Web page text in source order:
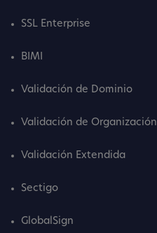
SSL Enterprise
BIMI
Validación de Dominio
Validación de Organización
Validación Extendida
Sectigo
GlobalSign